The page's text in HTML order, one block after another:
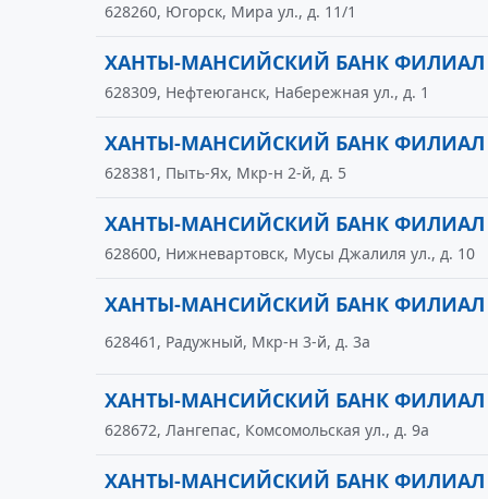
628260, Югорск, Мира ул., д. 11/1
ХАНТЫ-МАНСИЙСКИЙ БАНК ФИЛИАЛ
628309, Нефтеюганск, Набережная ул., д. 1
ХАНТЫ-МАНСИЙСКИЙ БАНК ФИЛИАЛ
628381, Пыть-Ях, Мкр-н 2-й, д. 5
ХАНТЫ-МАНСИЙСКИЙ БАНК ФИЛИАЛ
628600, Нижневартовск, Мусы Джалиля ул., д. 10
ХАНТЫ-МАНСИЙСКИЙ БАНК ФИЛИАЛ
628461, Радужный, Мкр-н 3-й, д. 3а
ХАНТЫ-МАНСИЙСКИЙ БАНК ФИЛИАЛ
628672, Лангепас, Комсомольская ул., д. 9а
ХАНТЫ-МАНСИЙСКИЙ БАНК ФИЛИАЛ